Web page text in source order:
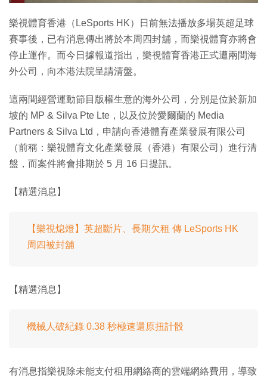
樂視體育香港（LeSports HK）日前無法播放多場英超足球
賽事後，已有消息傳出將於本周四封舖，而樂視體育亦將會
停止運作。而今日據報道指出，樂視體育香港正式遭兩間海
外公司，向本港法院呈請清盤。
這兩間經營運動節目版權生意的海外公司，分別是位於新加
坡的 MP & Silva Pte Lte，以及位於愛爾蘭的 Media
Partners & Silva Ltd，申請向香港體育產業發展有限公司
（前稱：樂視體育文化產業發展（香港）有限公司）進行清
盤，而案件將會排期於 5 月 16 日提訊。
【精選消息】
【樂視熄燈】英超斷片、長期欠租 傳 LeSports HK
周四被封舖
【精選消息】
機械人破紀錄 0.38 秒極速還原扭計骰
有消息指樂視除未能支付租用網絡商的雲端網絡費用，導致